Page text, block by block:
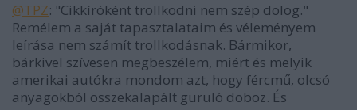
@TPZ: "Cikkíróként trollkodni nem szép dolog."
Remélem a saját tapasztalataim és véleményem
leírása nem számít trollkodásnak. Bármikor,
bárkivel szívesen megbeszélem, miért és melyik
amerikai autókra mondom azt, hogy fércmű, olcsó
anyagokból összekalapált guruló doboz. És